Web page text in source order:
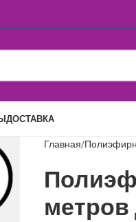
ДОСТАВКА
Главная
метров